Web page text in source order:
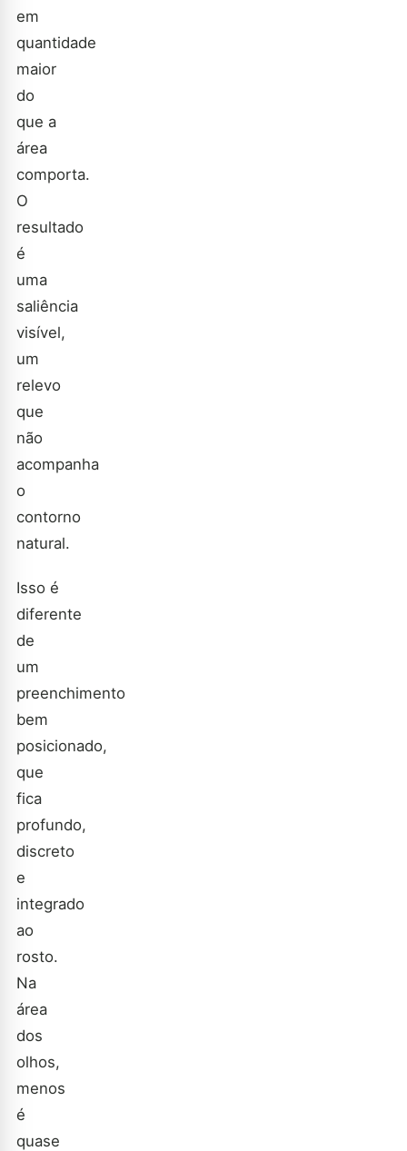
em
quantidade
maior
do
que a
área
comporta.
O
resultado
é
uma
saliência
visível,
um
relevo
que
não
acompanha
o
contorno
natural.
Isso é
diferente
de
um
preenchimento
bem
posicionado,
que
fica
profundo,
discreto
e
integrado
ao
rosto.
Na
área
dos
olhos,
menos
é
quase